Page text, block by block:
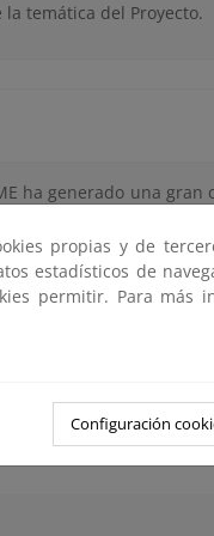
temática del Proyecto.
ha generado una
métodos para su
a escala 1:100.000
Erosión y la
los efectos sobre el
propias y de
estadísticos de
permitir. Para más
Configuración